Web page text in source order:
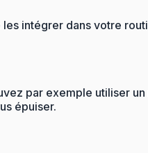
intégrer dans votre
par exemple utiliser
épuiser.